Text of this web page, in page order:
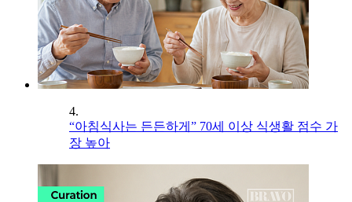
4.
“아침식사는 든든하게” 70세 이상 식생활 점수 가
장 높아